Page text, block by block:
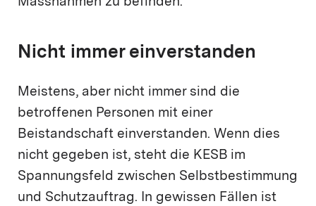
Massnahmen zu befinden.
Nicht immer einverstanden
Meistens, aber nicht immer sind die
betroffenen Personen mit einer
Beistandschaft einverstanden. Wenn dies
nicht gegeben ist, steht die KESB im
Spannungsfeld zwischen Selbstbestimmung
und Schutzauftrag. In gewissen Fällen ist